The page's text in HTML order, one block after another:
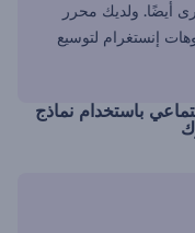
أيضًا. ولديك محرر
إنستغرام لتوسيع
باستخدام نماذج